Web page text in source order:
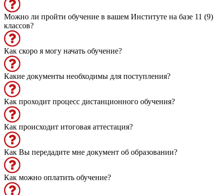
Можно ли пройти обучение в вашем Институте на базе 11 (9)
классов?
Как скоро я могу начать обучение?
Какие документы необходимы для поступления?
Как проходит процесс дистанционного обучения?
Как происходит итоговая аттестация?
Как Вы передадите мне документ об образовании?
Как можно оплатить обучение?